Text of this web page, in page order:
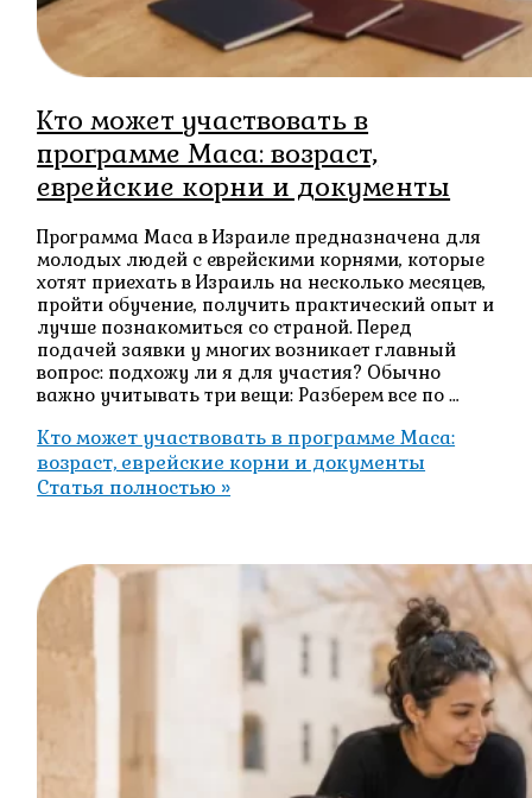
Кто может участвовать в
программе Маса: возраст,
еврейские корни и документы
Программа Маса в Израиле предназначена для
молодых людей с еврейскими корнями, которые
хотят приехать в Израиль на несколько месяцев,
пройти обучение, получить практический опыт и
лучше познакомиться со страной. Перед
подачей заявки у многих возникает главный
вопрос: подхожу ли я для участия? Обычно
важно учитывать три вещи: Разберем все по …
Кто может участвовать в программе Маса:
возраст, еврейские корни и документы
Статья полностью »